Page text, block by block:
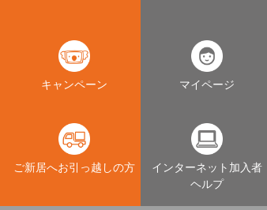
キャンペーン
ご新居へお引っ越しの方
マイページ
インターネット加入者
ヘルプ